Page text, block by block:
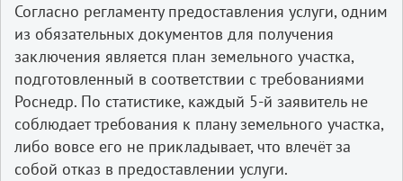
Согласно регламенту предоставления услуги, одним
из обязательных документов для получения
заключения является план земельного участка,
подготовленный в соответствии с требованиями
Роснедр. По статистике, каждый 5-й заявитель не
соблюдает требования к плану земельного участка,
либо вовсе его не прикладывает, что влечёт за
собой отказ в предоставлении услуги.